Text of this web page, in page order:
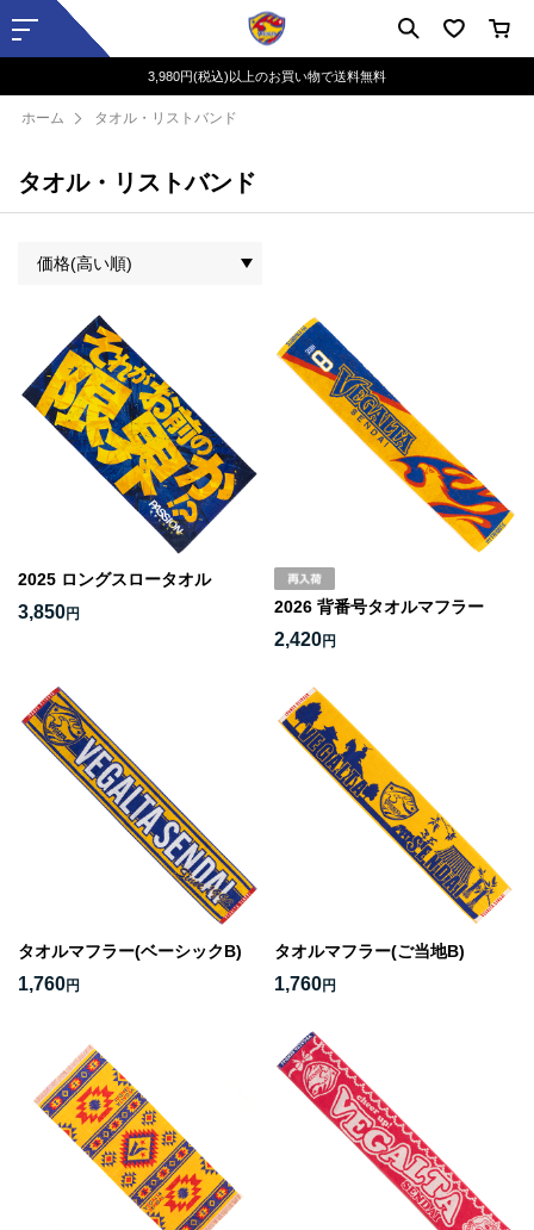
3,980円(税込)以上のお買い物で送料無料
ホーム タオル・リストバンド
タオル・リストバンド
価格(高い順)
2025 ロングスロータオル
3,850円 2026 背番号タオルマフラー
2,420円
タオルマフラー(ベーシックB)
1,760円
タオルマフラー(ご当地B)
1,760円